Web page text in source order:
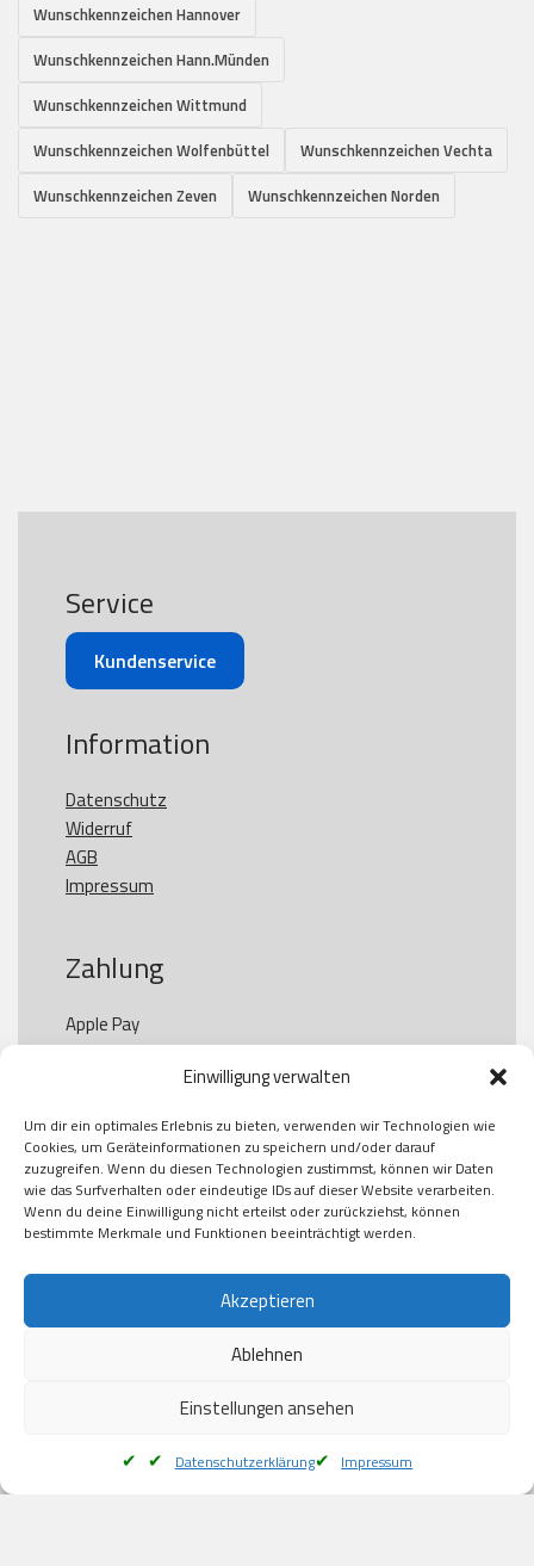
Einwilligung verwalten
Um dir ein optimales Erlebnis zu bieten, verwenden wir Technologien wie
Cookies, um Geräteinformationen zu speichern und/oder darauf
zuzugreifen. Wenn du diesen Technologien zustimmst, können wir Daten
wie das Surfverhalten oder eindeutige IDs auf dieser Website verarbeiten.
Wenn du deine Einwilligung nicht erteilst oder zurückziehst, können
bestimmte Merkmale und Funktionen beeinträchtigt werden.
Akzeptieren
Ablehnen
Einstellungen ansehen
Datenschutzerklärung Impressum
Wunschkennzeichen Hannover
Wunschkennzeichen Hann.Münden
Wunschkennzeichen Wittmund
Wunschkennzeichen Wolfenbüttel
Wunschkennzeichen Vechta
Wunschkennzeichen Zeven
Wunschkennzeichen Norden
Service
Kundenservice
Information
Datenschutz
Widerruf
AGB
Impressum
Zahlung
Apple Pay
Paypal
Kauf auf Rechung
Klarna
American Express